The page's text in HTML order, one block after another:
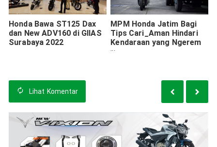
Honda Bawa ST125 Dax
dan New ADV160 di GIIAS
Surabaya 2022
MPM Honda Jatim Bagi
Tips Cari_Aman Hindari
Kendaraan yang Ngerem
Mendadak
Lihat Komentar